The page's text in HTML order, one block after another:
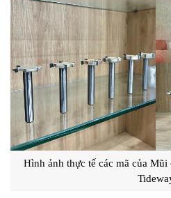
Hình ảnh thực tế các mã của